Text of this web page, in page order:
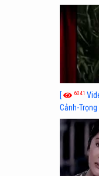
Long,
[ 6041
Cảnh-Trọng